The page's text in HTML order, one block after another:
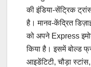
की इंडिया-सेंट्रिक
है। मानव-केंद्रित
को अपने Express
किया है। इसमें बोल्ड
आइडेंटिटी, चौड़ा